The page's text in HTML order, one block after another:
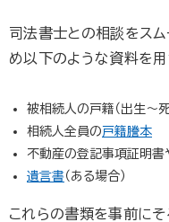
司法書士との相談をス
め以下のような資料を用
被相続人の戸籍（出生～死
相続人全員の戸籍謄本
不動産の登記事項証明
遺言書（ある場合）
これらの書類を事前に